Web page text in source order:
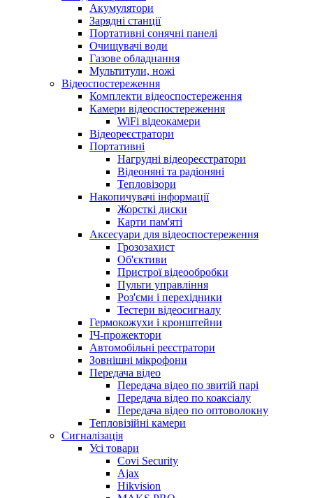
Акумулятори
Зарядні станції
Портативні сонячні панелі
Очищувачі води
Газове обладнання
Мультитули, ножі
Відеоспостереження
Комплекти відеоспостереження
Камери відеоспостереження
WiFi відеокамери
Відеореєстратори
Портативні
Нагрудні відеореєстратори
Відеоняні та радіоняні
Тепловізори
Накопичувачі інформації
Жорсткі диски
Карти пам'яті
Аксесуари для відеоспостереження
Грозозахист
Об'єктиви
Пристрої відеообробки
Пульти управління
Роз'єми і перехідники
Тестери відеосигналу
Гермокожухи і кронштейни
ІЧ-прожектори
Автомобільні реєстратори
Зовнішні мікрофони
Передача відео
Передача відео по звитій парі
Передача відео по коаксіалу
Передача відео по оптоволокну
Тепловізійні камери
Cигналізація
Усі товари
Covi Security
Ajax
Hikvision